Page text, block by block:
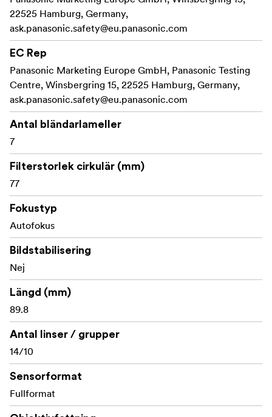
exceptionella möjligheter till makrofotografering.
Väderbeständig
Kompakt design
Utmärkt för makro
Avancerad optisk konstruktion
22525 Hamburg, Germany,
ask.panasonic.safety@eu.panasonic.com
EC Rep
Panasonic Marketing Europe GmbH, Panasonic Testing
Centre, Winsbergring 15, 22525 Hamburg, Germany,
ask.panasonic.safety@eu.panasonic.com
Antal bländarlameller
7
Filterstorlek cirkulär (mm)
77
Fokustyp
Autofokus
Bildstabilisering
Nej
Längd (mm)
89.8
Antal linser / grupper
14/10
Sensorformat
Fullformat